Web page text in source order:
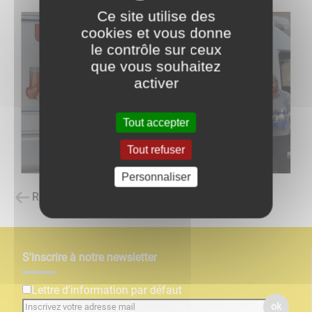
Retour à la liste des carnets d'adresses
S'inscrire à notre newsletter
Lettre d'information par défaut
ok
Ce site utilise des
cookies et vous donne
le contrôle sur ceux
que vous souhaitez
activer
Tout accepter
Tout refuser
Personnaliser